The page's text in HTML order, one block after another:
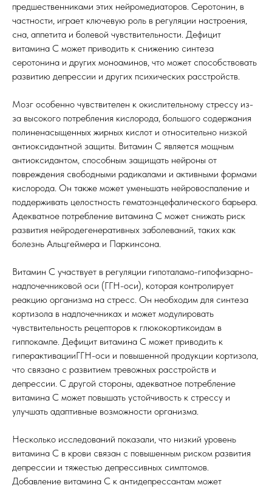
предшественниками этих нейромедиаторов. Серотонин, в
частности, играет ключевую роль в регуляции настроения,
сна, аппетита и болевой чувствительности. Дефицит
витамина С может приводить к снижению синтеза
серотонина и других моноаминов, что может способствовать
развитию депрессии и других психических расстройств.
Мозг особенно чувствителен к окислительному стрессу из-
за высокого потребления кислорода, большого содержания
полиненасыщенных жирных кислот и относительно низкой
антиоксидантной защиты. Витамин С является мощным
антиоксидантом, способным защищать нейроны от
повреждения свободными радикалами и активными формами
кислорода. Он также может уменьшать нейровоспаление и
поддерживать целостность гематоэнцефалического барьера.
Адекватное потребление витамина С может снижать риск
развития нейродегенеративных заболеваний, таких как
болезнь Альцгеймера и Паркинсона.
Витамин С участвует в регуляции гипоталамо-гипофизарно-
надпочечниковой оси (ГГН-оси), которая контролирует
реакцию организма на стресс. Он необходим для синтеза
кортизола в надпочечниках и может модулировать
чувствительность рецепторов к глюкокортикоидам в
гиппокампе. Дефицит витамина С может приводить к
гиперактивацииГГН-оси и повышенной продукции кортизола,
что связано с развитием тревожных расстройств и
депрессии. С другой стороны, адекватное потребление
витамина С может повышать устойчивость к стрессу и
улучшать адаптивные возможности организма.
Несколько исследований показали, что низкий уровень
витамина С в крови связан с повышенным риском развития
депрессии и тяжестью депрессивных симптомов.
Добавление витамина С к антидепрессантам может